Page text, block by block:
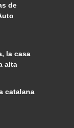
de
la casa
alta
catalana